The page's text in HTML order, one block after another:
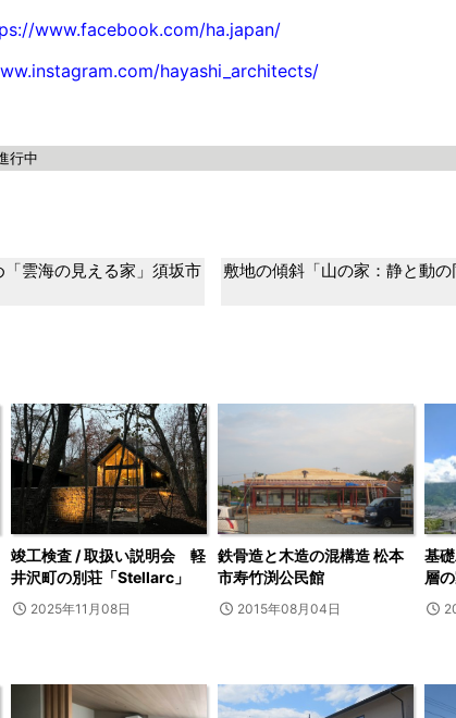
www.facebook.com/ha.japan/
hayashi_architects/
行中
「雲海の見える家」須坂市
敷地の傾斜「山の家：静と動
竣工検査 / 取扱い説明会 軽
井沢町の別荘「Stellarc」
2025年11月08日
鉄骨造と木造の混構造 松本
市寿竹渕公民館
2015年08月04日
基
層